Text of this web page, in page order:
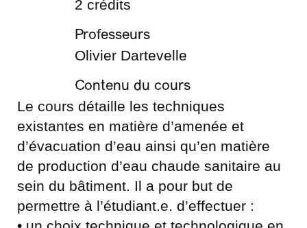
2 crédits
Professeurs
Olivier Dartevelle
Contenu du cours
Le cours détaille les techniques
existantes en matière d’amenée et
d’évacuation d’eau ainsi qu’en matière
de production d’eau chaude sanitaire au
sein du bâtiment. Il a pour but de
permettre à l’étudiant.e. d’effectuer :